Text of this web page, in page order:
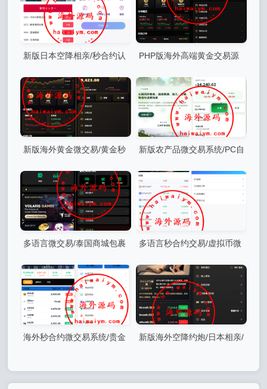
新版日本空降相亲/秒合约认
证/任务认证/空降微交易
PHP版海外高端黄金交易源
码/微盘微交易/黄金投资交易
新版海外黄金微交易/黄金秒
合约交易/黄金投资/前端VUE
新版农产品微交易系统/PC自
适应/信用分/委买微盘
多语言微交易/泰国商城包裹
追踪/期权/会员VIP/积分兑换
多语言秒合约交易/虚拟币微
交易时间盘/实名认证/在线客
服
海外秒合约微交易系统/贵金
新版海外空降约炮/日本相亲/